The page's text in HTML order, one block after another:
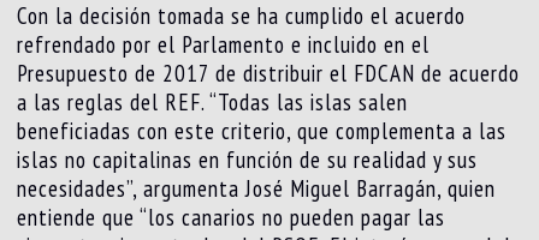
Con la decisión tomada se ha cumplido el acuerdo
refrendado por el Parlamento e incluido en el
Presupuesto de 2017 de distribuir el FDCAN de acuerdo
a las reglas del REF. “Todas las islas salen
beneficiadas con este criterio, que complementa a las
islas no capitalinas en función de su realidad y sus
necesidades”, argumenta José Miguel Barragán, quien
entiende que “los canarios no pueden pagar las